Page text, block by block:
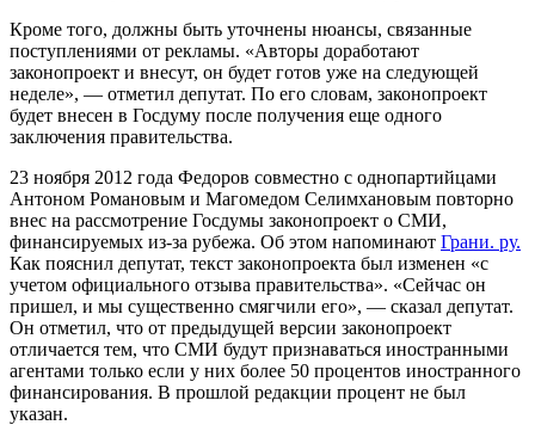
Кроме того, должны быть уточнены нюансы, связанные
поступлениями от рекламы. «Авторы доработают
законопроект и внесут, он будет готов уже на следующей
неделе», — отметил депутат. По его словам, законопроект
будет внесен в Госдуму после получения еще одного
заключения правительства.
23 ноября 2012 года Федоров совместно с однопартийцами
Антоном Романовым и Магомедом Селимхановым повторно
внес на рассмотрение Госдумы законопроект о СМИ,
финансируемых из-за рубежа. Об этом напоминают Грани. ру.
Как пояснил депутат, текст законопроекта был изменен «с
учетом официального отзыва правительства». «Сейчас он
пришел, и мы существенно смягчили его», — сказал депутат.
Он отметил, что от предыдущей версии законопроект
отличается тем, что СМИ будут признаваться иностранными
агентами только если у них более 50 процентов иностранного
финансирования. В прошлой редакции процент не был
указан.